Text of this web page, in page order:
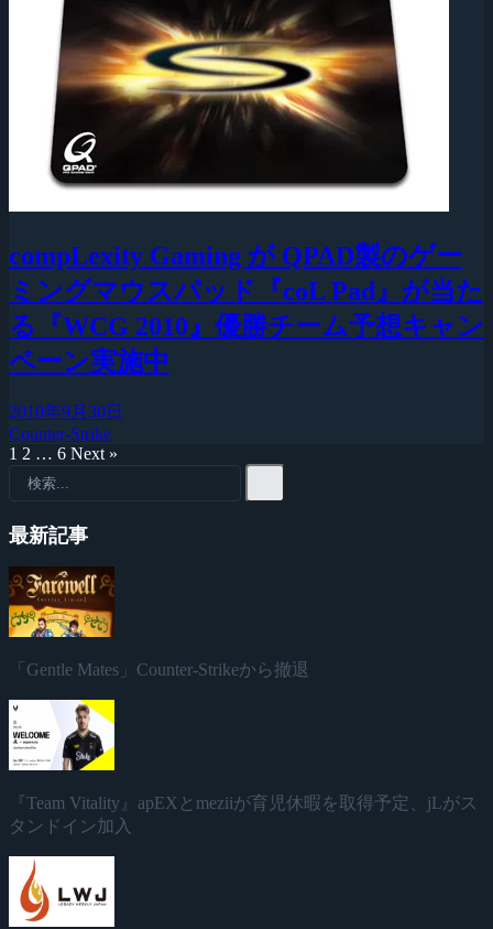
compLexity Gaming が QPAD製のゲー
ミングマウスパッド『coL Pad』が当た
る『WCG 2010』優勝チーム予想キャン
ペーン実施中
2010年9月30日
Counter-Strike
1 2 … 6 Next »
最新記事
「Gentle Mates」Counter-Strikeから撤退
『Team Vitality』apEXとmeziiが育児休暇を取得予定、jLがス
タンドイン加入